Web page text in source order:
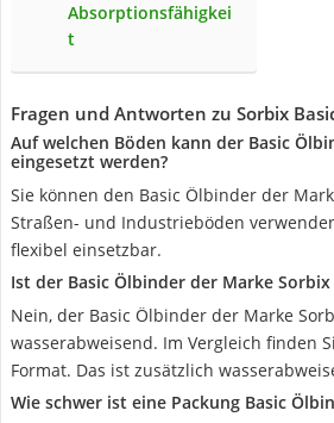
Absorptionsfähigkei
t
Fragen und Antworten zu Sorbix
Auf welchen Böden kann der Basic
eingesetzt werden?
Sie können den Basic Ölbinder der
Straßen- und Industrieböden
flexibel einsetzbar.
Ist der Basic Ölbinder der Marke Sorbix
Nein, der Basic Ölbinder der Marke
wasserabweisend. Im Vergleich finden
Format. Das ist zusätzlich
Wie schwer ist eine Packung Basic